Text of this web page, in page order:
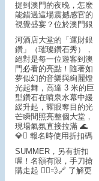
提到澳門的夜晚，怎麼
能錯過這場震撼感官的
視覺盛宴？位於澳門銀
河酒店大堂的「運財銀
鑽」（璀璨鑽石秀），
絕對是每一位遊客到澳
門必看的亮點！隨著如
夢似幻的音樂與絢麗燈
光起舞，高達 3 米的巨
型鑽石在噴泉水幕中緩
緩升起，耀眼奪目的光
芒瞬間照亮整個大堂，
現場氣氛直接拉滿 🌊
💎🪎 報名時使用折扣碼
SUMMER，另有折扣
喔！名額有限，手刀搶
購走起 🏃‍♂️💨🔗 了解更